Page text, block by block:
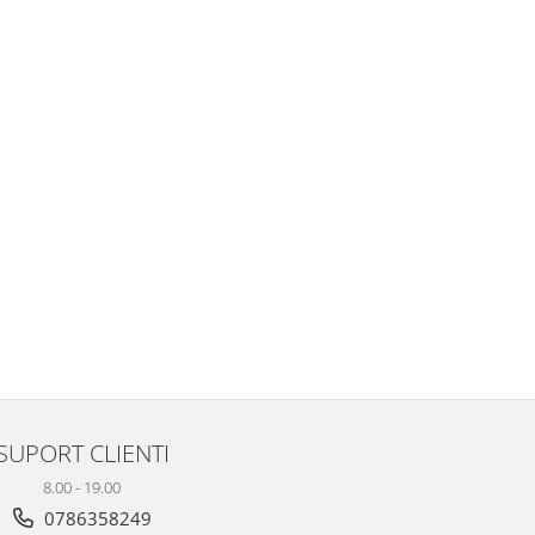
CLIENTI
8.00 - 19.00
0786358249